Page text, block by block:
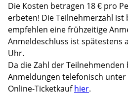
Die Kosten betragen 18 € pro
erbeten! Die Teilnehmerzahl ist
empfehlen eine frühzeitige
Anmeldeschluss ist spätestens
Uhr.
Da die Zahl der Teilnehmenden
Anmeldungen telefonisch unter
Online-Ticketkaufhier.